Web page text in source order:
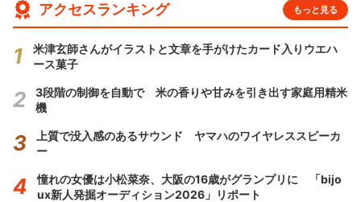
アクセスランキング もっと見る
米津玄師さんがイラストと文章を手がけたカード入りウエハ
ース菓子
3段階の制御を自動で 米の香りや甘みを引き出す家庭用精米
機
上質で没入感のあるサウンド ヤマハのワイヤレススピーカ
ー
憧れの女優は小松菜奈、大阪の16歳がグランプリに 「bijo
ux新人発掘オーディション2026」リポート